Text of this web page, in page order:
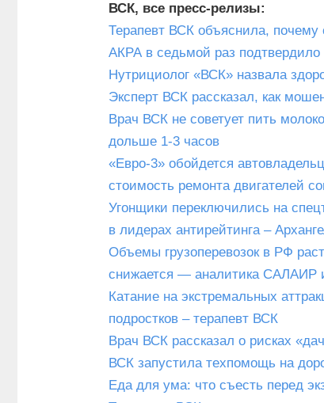
ВСК, все пресс-релизы:
Терапевт ВСК объяснила, почему
АКРА в седьмой раз
Нутрициолог «ВСК» назвала
Эксперт ВСК рассказал, как
Врач ВСК не советует пить
дольше 1-3 часов
«Евро-3» обойдется
стоимость ремонта двигателей
Угонщики переключились на
в лидерах антирейтинга –
Объемы грузоперевозок в РФ
снижается — аналитика САЛАИР
Катание на экстремальных
подростков – терапевт ВСК
Врач ВСК рассказал о рисках
ВСК запустила техпомощь на
Еда для ума: что съесть перед